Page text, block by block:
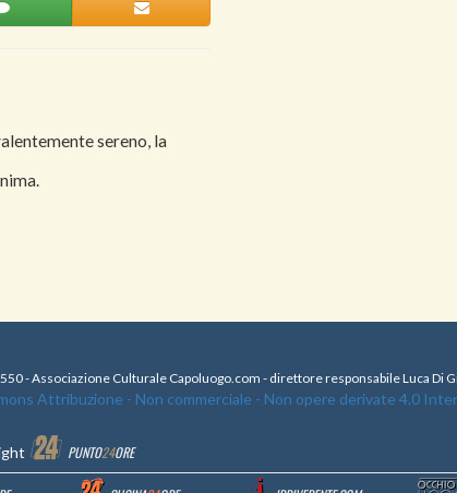
sereno, la
- Associazione Culturale Capoluogo.com - direttore responsabile Luca Di
Attribuzione - Non commerciale - Non opere derivate 4.0
PUNTO24ORE